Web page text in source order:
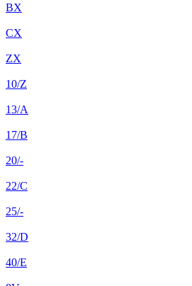
BX
CX
ZX
10/Z
13/A
17/B
20/-
22/C
25/-
32/D
40/E